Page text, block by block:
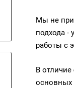
Мы не
подхода -
работы с
В отличие
основных